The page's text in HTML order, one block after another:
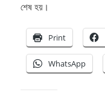
শেষ হয়।
Print
WhatsApp